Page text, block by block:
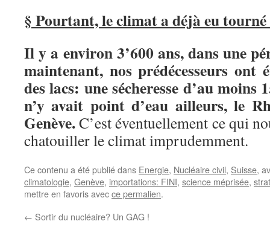
§ Pourtant, le climat a déjà eu
Il y a environ 3’600 ans, dans une
maintenant, nos prédécesseurs ont
des lacs: une sécheresse d’au
n’y avait point d’eau ailleurs, le
Genève.C’est éventuellement ce qui
chatouiller le climat imprudemment.
Ce contenu a été publié dans Energie, Nucléaire civil, Suisse,
climatologie, Genève, importations: FINI, science méprisée,
mettre en favoris avecce permalien.
← Sortir du nucléaire? Un GAG !